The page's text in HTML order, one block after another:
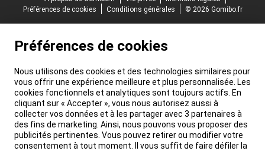
Préférences de cookies
Conditions générales © 2026 Gomibo.fr
Préférences de cookies
Nous utilisons des cookies et des technologies similaires pour
vous offrir une expérience meilleure et plus personnalisée. Les
cookies fonctionnels et analytiques sont toujours actifs. En
cliquant sur « Accepter », vous nous autorisez aussi à
collecter vos données et à les partager avec 3 partenaires à
des fins de marketing. Ainsi, nous pouvons vous proposer des
publicités pertinentes. Vous pouvez retirer ou modifier votre
consentement à tout moment. Il vous suffit de faire défiler la